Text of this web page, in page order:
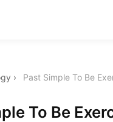
› Past Simple To Be
To Be